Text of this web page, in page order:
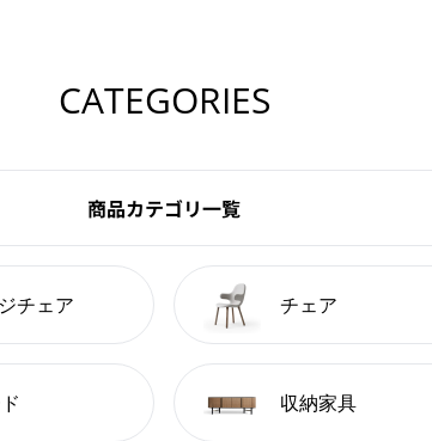
CATEGORIES
商品カテゴリ一覧
チェア チェア
収納家具